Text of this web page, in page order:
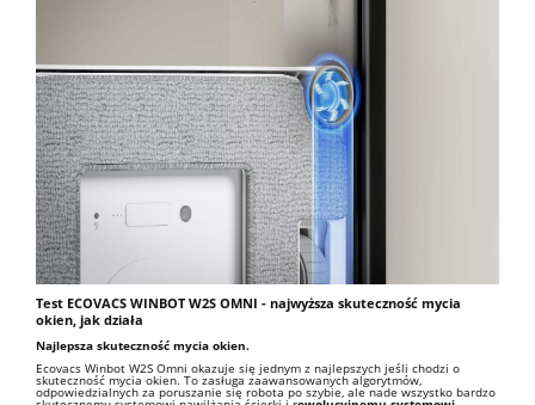
Test ECOVACS WINBOT W2S OMNI - najwyższa skuteczność mycia
okien, jak działa
Najlepsza skuteczność mycia okien.
Ecovacs Winbot W2S Omni okazuje się jednym z najlepszych jeśli chodzi o
skuteczność mycia okien. To zasługa zaawansowanych algorytmów,
odpowiedzialnych za poruszanie się robota po szybie, ale nade wszystko bardzo